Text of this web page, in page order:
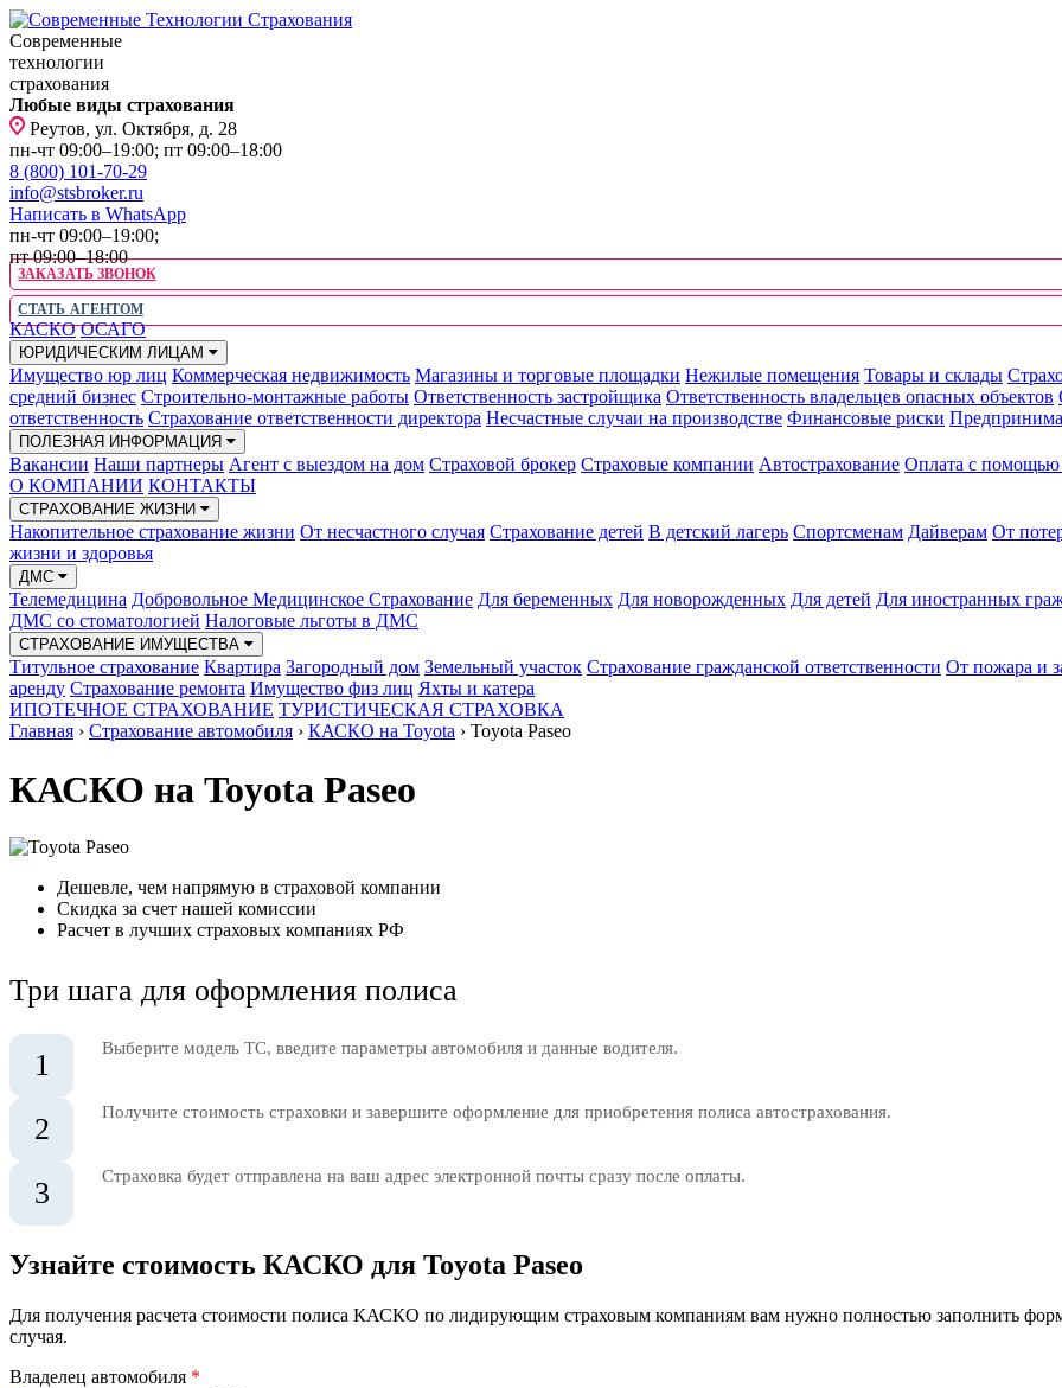
Современные
технологии
страхования
Любые виды страхования
Реутов, ул. Октября, д. 28
пн-чт 09:00–19:00; пт 09:00–18:00
8 (800) 101-70-29
info@stsbroker.ru
Написать в WhatsApp
пн-чт 09:00–19:00;
пт 09:00–18:00
ЗАКАЗАТЬ ЗВОНОК
СТАТЬ АГЕНТОМ
КАСКО ОСАГО
ЮРИДИЧЕСКИМ ЛИЦАМ
Имущество юр лиц Коммерческая недвижимость Магазины и торговые площадки Нежилые помещения Товары и склады
средний бизнес Строительно-монтажные работы Ответственность застройщика Ответственность владельцев опасных объектов
ответственность Страхование ответственности директора Несчастные случаи на производстве Финансовые риски
ПОЛЕЗНАЯ ИНФОРМАЦИЯ
Вакансии Наши партнеры Агент с выездом на дом Страховой брокер Страховые компании Автострахование Оплата с
О КОМПАНИИ КОНТАКТЫ
СТРАХОВАНИЕ ЖИЗНИ
Накопительное страхование жизни От несчастного случая Страхование детей В детский лагерь Спортсменам Дайверам От
жизни и здоровья
ДМС
Телемедицина Добровольное Медицинское Страхование Для беременных Для новорожденных Для детей Для иностранных
ДМС со стоматологией Налоговые льготы в ДМС
СТРАХОВАНИЕ ИМУЩЕСТВА
Титульное страхование Квартира Загородный дом Земельный участок Страхование гражданской ответственности От пожара и
аренду Страхование ремонта Имущество физ лиц Яхты и катера
ИПОТЕЧНОЕ СТРАХОВАНИЕ ТУРИСТИЧЕСКАЯ СТРАХОВКА
Главная › Страхование автомобиля › КАСКО на Toyota › Toyota Paseo
КАСКО на Toyota Paseo
Дешевле, чем напрямую в страховой компании
Скидка за счет нашей комиссии
Расчет в лучших страховых компаниях РФ
Три шага для оформления полиса
1 Выберите модель ТС, введите параметры автомобиля и данные водителя.
2 Получите стоимость страховки и завершите оформление для приобретения полиса автострахования.
3 Страховка будет отправлена на ваш адрес электронной почты сразу после оплаты.
Узнайте стоимость КАСКО для Toyota Paseo
Для получения расчета стоимости полиса КАСКО по лидирующим страховым компаниям вам нужно полностью заполнить
случая.
Владелец автомобиля *